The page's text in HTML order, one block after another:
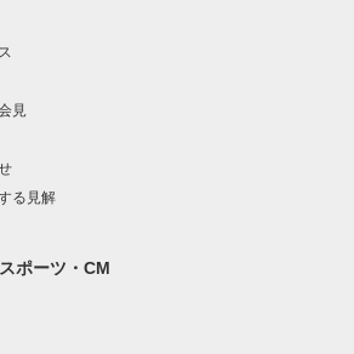
見
る見解
ポーツ・CM